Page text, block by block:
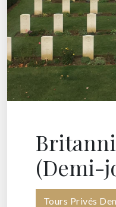
(Demi-
Tours Privés